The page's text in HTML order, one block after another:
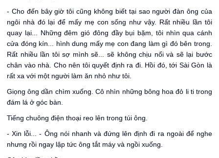
- Cho đến bây giờ tôi cũng không biết tại sao người đàn ông của
ngôi nhà đó lại để mấy mẹ con sống như vậy. Rất nhiều lần tôi
quay lại... Những đêm gió đông đầy bụi bặm, tôi nhìn qua cánh
cửa đóng kín... hình dung mấy mẹ con đang làm gì đó bên trong.
Rất nhiều lần tôi sợ mình sẽ... sẽ không chịu nổi và sẽ lại bước
chân vào nhà. Cho nên tôi quyết định ra đi. Hồi đó, tới Sài Gòn là
rất xa với một người làm ăn nhỏ như tôi.
Giọng ông dần chìm xuống. Cô nhìn những bông hoa đỏ li ti trong
đám lá ở góc bàn.
Tiếng chuông điện thoại reo lên trong túi ông.
- Xin lỗi... - Ông nói nhanh và đứng lên định đi ra ngoài để nghe
nhưng rồi ngay lập tức ông tắt máy và ngồi xuống.